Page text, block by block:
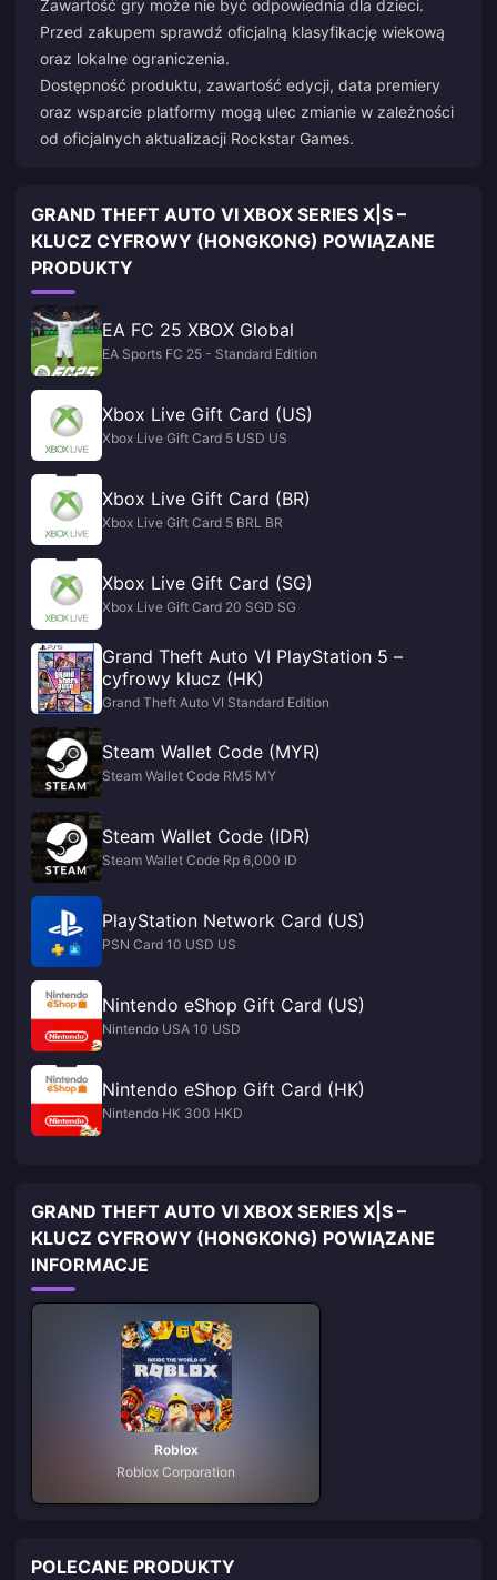
Zawartość gry może nie być odpowiednia dla dzieci.
Przed zakupem sprawdź oficjalną klasyfikację wiekową
oraz lokalne ograniczenia.
Dostępność produktu, zawartość edycji, data premiery
oraz wsparcie platformy mogą ulec zmianie w zależności
od oficjalnych aktualizacji Rockstar Games.
GRAND THEFT AUTO VI XBOX SERIES X|S –
KLUCZ CYFROWY (HONGKONG) POWIĄZANE
PRODUKTY
EA FC 25 XBOX Global
EA Sports FC 25 - Standard Edition
Xbox Live Gift Card (US)
Xbox Live Gift Card 5 USD US
Xbox Live Gift Card (BR)
Xbox Live Gift Card 5 BRL BR
Xbox Live Gift Card (SG)
Xbox Live Gift Card 20 SGD SG
Grand Theft Auto VI PlayStation 5 –
cyfrowy klucz (HK)
Grand Theft Auto VI Standard Edition
Steam Wallet Code (MYR)
Steam Wallet Code RM5 MY
Steam Wallet Code (IDR)
Steam Wallet Code Rp 6,000 ID
PlayStation Network Card (US)
PSN Card 10 USD US
Nintendo eShop Gift Card (US)
Nintendo USA 10 USD
Nintendo eShop Gift Card (HK)
Nintendo HK 300 HKD
GRAND THEFT AUTO VI XBOX SERIES X|S –
KLUCZ CYFROWY (HONGKONG) POWIĄZANE
INFORMACJE
Roblox
Roblox Corporation
POLECANE PRODUKTY